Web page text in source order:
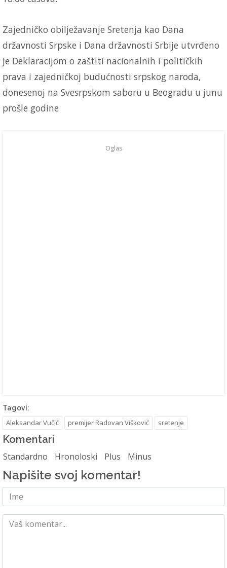
Zajedničko obilježavanje Sretenja kao Dana
državnosti Srpske i Dana državnosti Srbije utvrđeno
je Deklaracijom o zaštiti nacionalnih i političkih
prava i zajedničkoj budućnosti srpskog naroda,
donesenoj na Svesrpskom saboru u Beogradu u junu
prošle godine
Oglas
Tagovi:
Aleksandar Vučić premijer Radovan Višković sretenje
Komentari
Standardno Hronoloski Plus Minus
Napišite svoj komentar!